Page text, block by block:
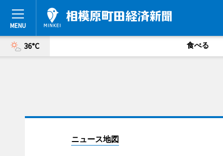
36°C 食べる
ニュース地図